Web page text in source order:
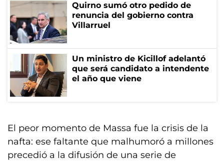
Quirno sumó otro pedido de
renuncia del gobierno contra
Villarruel
Un ministro de Kicillof adelantó
que será candidato a intendente
el año que viene
El peor momento de Massa fue la crisis de la
nafta: ese faltante que malhumoró a millones
precedió a la difusión de una serie de